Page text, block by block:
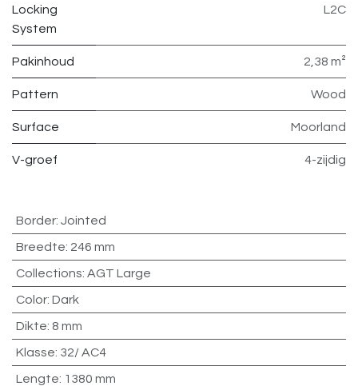
Locking
System
L2C
Pakinhoud 2,38 m²
Pattern Wood
Surface Moorland
V-groef 4-zijdig
Border: Jointed
Breedte: 246 mm
Collections: AGT Large
Color: Dark
Dikte: 8 mm
Klasse: 32/ AC4
Lengte: 1380 mm